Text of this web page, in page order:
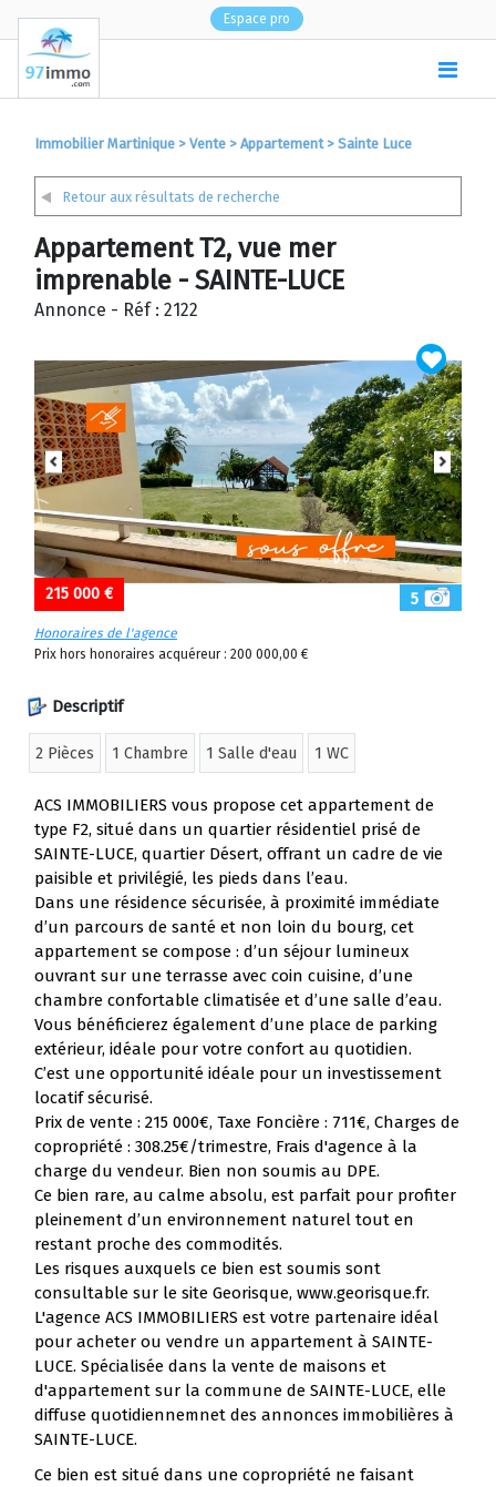
Espace pro
Immobilier Martinique > Vente > Appartement> Sainte Luce
Retour aux résultats de recherche
Appartement T2, vue mer
imprenable - SAINTE-LUCE
Annonce - Réf : 2122
5
215 000 €
Honoraires de l'agence
Prix hors honoraires acquéreur : 200 000,00 €
Descriptif
2 Pièces 1 Chambre 1 Salle d'eau 1 WC
ACS IMMOBILIERS vous propose cet appartement de
type F2, situé dans un quartier résidentiel prisé de
SAINTE-LUCE, quartier Désert, offrant un cadre de vie
paisible et privilégié, les pieds dans l’eau.
Dans une résidence sécurisée, à proximité immédiate
d’un parcours de santé et non loin du bourg, cet
appartement se compose : d’un séjour lumineux
ouvrant sur une terrasse avec coin cuisine, d’une
chambre confortable climatisée et d’une salle d’eau.
Vous bénéficierez également d’une place de parking
extérieur, idéale pour votre confort au quotidien.
C’est une opportunité idéale pour un investissement
locatif sécurisé.
Prix de vente : 215 000€, Taxe Foncière : 711€, Charges de
copropriété : 308.25€/trimestre, Frais d'agence à la
charge du vendeur. Bien non soumis au DPE.
Ce bien rare, au calme absolu, est parfait pour profiter
pleinement d’un environnement naturel tout en
restant proche des commodités.
Les risques auxquels ce bien est soumis sont
consultable sur le site Georisque, www.georisque.fr.
L'agence ACS IMMOBILIERS est votre partenaire idéal
pour acheter ou vendre un appartement à SAINTE-
LUCE. Spécialisée dans la vente de maisons et
d'appartement sur la commune de SAINTE-LUCE, elle
diffuse quotidiennemnet des annonces immobilières à
SAINTE-LUCE.
Ce bien est situé dans une copropriété ne faisant